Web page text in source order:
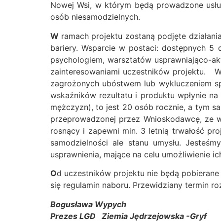
Nowej Wsi, w którym będą prowadzone
osób niesamodzielnych.
W ramach projektu zostaną podjęte
bariery. Wsparcie w postaci: dostępnych
psychologiem, warsztatów usprawniająco-
zainteresowaniami uczestników projektu.
zagrożonych ubóstwem lub wykluczeniem
wskaźników rezultatu i produktu wpłynie
mężczyzn), to jest 20 osób rocznie, a tym
przeprowadzonej przez Wnioskodawcę,
rosnący i zapewni min. 3 letnią trwałość
samodzielności ale stanu umysłu.
usprawnienia, mające na celu umożliwienie
Od uczestników projektu nie będą
się regulamin naboru. Przewidziany termin
Bogusława Wypych
Prezes LGD Ziemia Jędrzejowska -Gryf